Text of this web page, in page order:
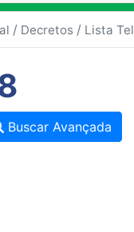
/ Decretos / Lista
Buscar Avançada